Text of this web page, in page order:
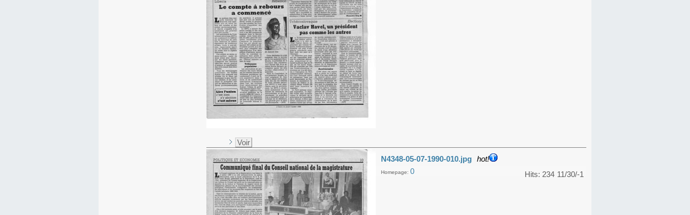
Voir
N4348-05-07-1990-010.jpg hot!
11/30/-1
Hits: 234
Homepage: 0